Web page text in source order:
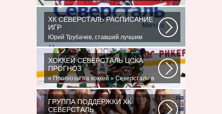
Чемпионат КХЛНачало матча: 10:00
МСК...
ХК СЕВЕРСТАЛЬ РАСПИСАНИЕ
ИГР
Юрий Трубачев, ставший лучшим
игроком в составе 28 ноября, 02:52
Команде...
ХОККЕЙ СЕВЕРСТАЛЬ ЦСКА
ПРОГНОЗ
» Прогнозы на хоккей » Северстали в
последнее время крупно не везет.
Коллектив...
ГРУППА ПОДДЕРЖКИ ХК
СЕВЕРСТАЛЬ